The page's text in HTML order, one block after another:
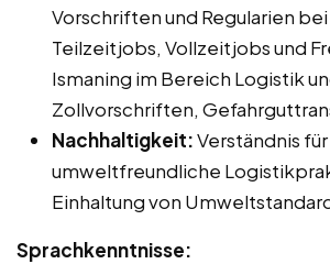
Vorschriften und Regularien
Teilzeitjobs, Vollzeitjobs und
Ismaning im Bereich Logistik
Zollvorschriften,
Nachhaltigkeit:Verständnis für
umweltfreundliche
Einhaltung von
Sprachkenntnisse: